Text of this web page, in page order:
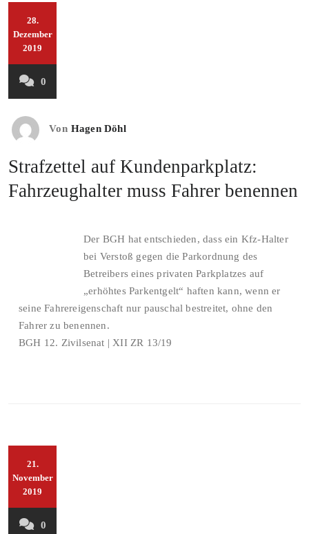
28.
Dezember
2019
0
Von Hagen Döhl
Strafzettel auf Kundenparkplatz:
Fahrzeughalter muss Fahrer benennen
Der BGH hat entschieden, dass ein Kfz-Halter
bei Verstoß gegen die Parkordnung des
Betreibers eines privaten Parkplatzes auf
„erhöhtes Parkentgelt“ haften kann, wenn er
seine Fahrereigenschaft nur pauschal bestreitet, ohne den
Fahrer zu benennen.
BGH 12. Zivilsenat | XII ZR 13/19
21.
November
2019
0